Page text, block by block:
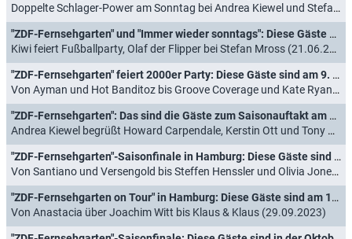
Doppelte Schlager-Power am Sonntag bei Andrea Kiewel und Stefan Mross (28.06.2024)
"ZDF-Fernsehgarten" und "Immer wieder sonntags": Diese Gäste sind am 23. Juni 2024 dabei
Kiwi feiert Fußballparty, Olaf der Flipper bei Stefan Mross (21.06.2024)
"ZDF-Fernsehgarten" feiert 2000er Party: Diese Gäste sind am 9. Juni 2024 dabei
Von Ayman und Hot Banditoz bis Groove Coverage und Kate Ryan (07.06.2024)
"ZDF-Fernsehgarten": Das sind die Gäste zum Saisonauftakt am 5. Mai 2024
Andrea Kiewel begrüßt Howard Carpendale, Kerstin Ott und Tony Christie (02.05.2024)
"ZDF-Fernsehgarten"-Saisonfinale in Hamburg: Diese Gäste sind am 8. Oktober 2023 dabei
Von Santiano und Versengold bis Steffen Henssler und Olivia Jones (06.10.2023)
"ZDF-Fernsehgarten on Tour" in Hamburg: Diese Gäste sind am 1. Oktober 2023 dabei
Von Anastacia über Joachim Witt bis Klaus & Klaus (29.09.2023)